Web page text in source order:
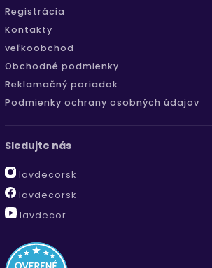
Registrácia
Kontakty
veľkoobchod
Obchodné podmienky
Reklamačný poriadok
Podmienky ochrany osobných údajov
Sledujte nás
lavdecorsk
lavdecorsk
lavdecor